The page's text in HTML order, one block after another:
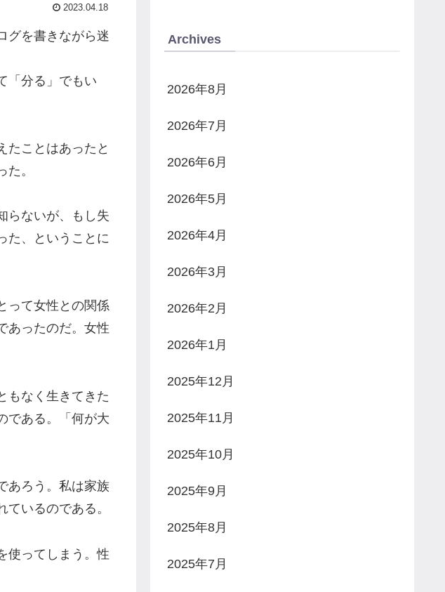
2023.04.18
グを書きながら迷
「分る」でもい
たことはあったと
。
らないが、もし失
た、ということに
って女性との関係
あったのだ。女性
もなく生きてきた
である。「何が大
あろう。私は家族
いるのである。
使ってしまう。性
Archives
2026年8月
2026年7月
2026年6月
2026年5月
2026年4月
2026年3月
2026年2月
2026年1月
2025年12月
2025年11月
2025年10月
2025年9月
2025年8月
2025年7月